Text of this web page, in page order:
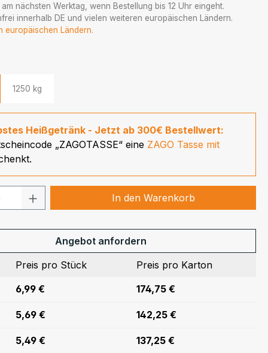
nächsten Werktag, wenn Bestellung bis 12 Uhr eingeht.
innerhalb DE und vielen weiteren europäischen Ländern.
europäischen Ländern.
1250 kg
Heißgetränk - Jetzt ab 300€ Bestellwert:
„ZAGOTASSE“ eine ZAGO Tasse mit
Gib den gewünschten Wert
In den Warenkorb
Angebot anfordern
Preis pro Stück
Preis pro Karton
6,99 €
174,75 €
5,69 € 142,25 €
5,49 € 137,25 €